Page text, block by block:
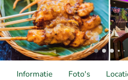
Informatie Foto's